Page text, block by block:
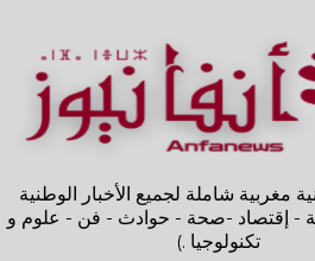
مغربية شاملة لجميع الأخبار الوطنية
- إقتصاد -صحة - حوادث - فن - علوم و
تكنولوجيا .)